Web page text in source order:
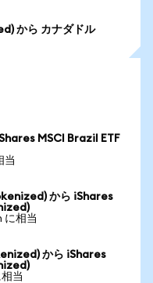
から カナダドル
MSCI Brazil ETF
当
から iShares
に相当
から iShares
当